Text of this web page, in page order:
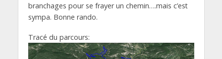
branchages pour se frayer un chemin….mais c’est
sympa. Bonne rando.
Tracé du parcours: